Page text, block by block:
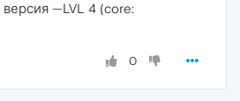
—LVL 4 (core:
0